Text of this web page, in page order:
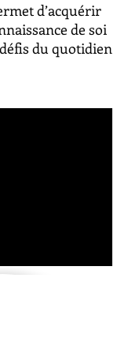
d’acquérir
de soi
du quotidien